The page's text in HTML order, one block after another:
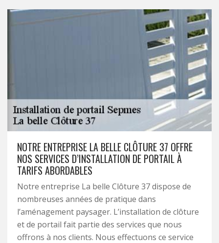
NOTRE ENTREPRISE LA BELLE CLÔTURE 37 OFFRE
NOS SERVICES D’INSTALLATION DE PORTAIL À
TARIFS ABORDABLES
Notre entreprise La belle Clôture 37 dispose de
nombreuses années de pratique dans
l’aménagement paysager. L’installation de clôture
et de portail fait partie des services que nous
offrons à nos clients. Nous effectuons ce service